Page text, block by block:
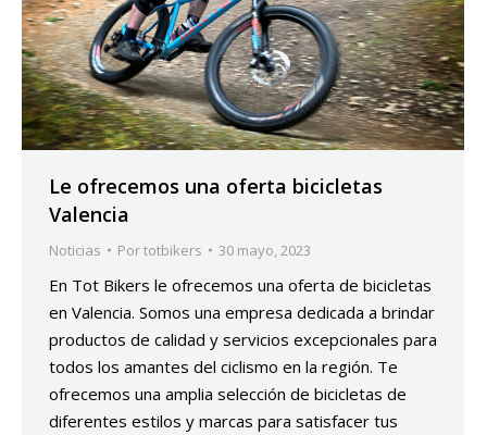
Le ofrecemos una oferta bicicletas
Valencia
Noticias Portotbikers 30 mayo, 2023
En Tot Bikers le ofrecemos una oferta de bicicletas
en Valencia. Somos una empresa dedicada a brindar
productos de calidad y servicios excepcionales para
todos los amantes del ciclismo en la región. Te
ofrecemos una amplia selección de bicicletas de
diferentes estilos y marcas para satisfacer tus